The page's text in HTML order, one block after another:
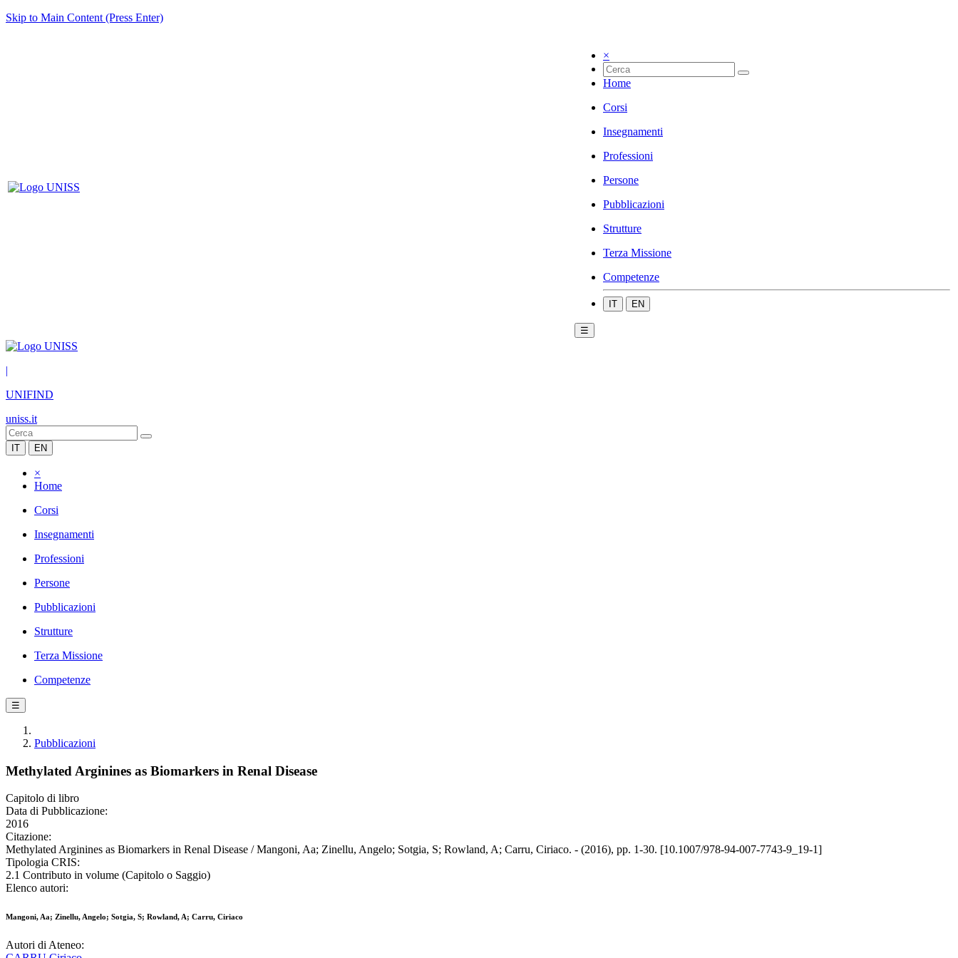
Skip to Main Content (Press Enter)
×
Home
Corsi
Insegnamenti
Professioni
Persone
Pubblicazioni
Strutture
Terza Missione
Competenze
IT EN
☰
|
UNIFIND
uniss.it
IT EN
×
Home
Corsi
Insegnamenti
Professioni
Persone
Pubblicazioni
Strutture
Terza Missione
Competenze
☰
Pubblicazioni
Methylated Arginines as Biomarkers in Renal Disease
Capitolo di libro
Data di Pubblicazione:
2016
Citazione:
Methylated Arginines as Biomarkers in Renal Disease / Mangoni, Aa; Zinellu, Angelo; Sotgia, S; Rowland, A; Carru, Ciriaco. - (2016), pp. 1-30. [10.1007/978-94-007-7743-9_19-1]
Tipologia CRIS:
2.1 Contributo in volume (Capitolo o Saggio)
Elenco autori:
Mangoni, Aa; Zinellu, Angelo; Sotgia, S; Rowland, A; Carru, Ciriaco
Autori di Ateneo: